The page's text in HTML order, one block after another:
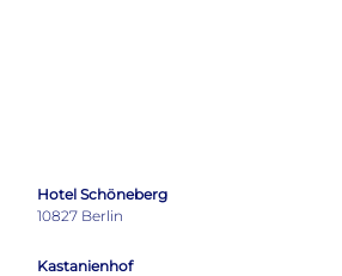
Hotel Schöneberg
10827 Berlin
Kastanienhof